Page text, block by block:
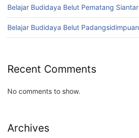
Belajar Budidaya Belut Pematang Siantar
Belajar Budidaya Belut Padangsidimpuan
Recent Comments
No comments to show.
Archives